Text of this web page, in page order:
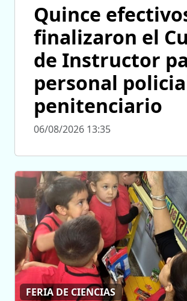
Quince
finalizaron el
de Instructor
personal
penitenciario
06/08/2026 13:35
FERIA DE CIENCIAS